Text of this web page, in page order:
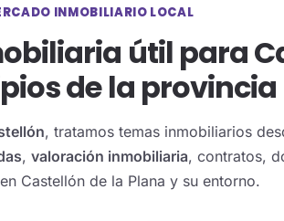
INMOBILIARIO LOCAL
útil para
de la provincia
, tratamos temas inmobiliarios
, valoración inmobiliaria, contratos,
en Castellón de la Plana y su entorno.